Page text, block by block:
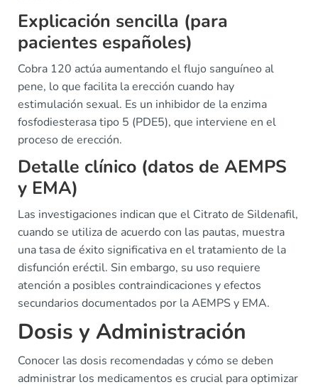
Explicación sencilla (para
pacientes españoles)
Cobra 120 actúa aumentando el flujo sanguíneo al
pene, lo que facilita la erección cuando hay
estimulación sexual. Es un inhibidor de la enzima
fosfodiesterasa tipo 5 (PDE5), que interviene en el
proceso de erección.
Detalle clínico (datos de AEMPS
y EMA)
Las investigaciones indican que el Citrato de Sildenafil,
cuando se utiliza de acuerdo con las pautas, muestra
una tasa de éxito significativa en el tratamiento de la
disfunción eréctil. Sin embargo, su uso requiere
atención a posibles contraindicaciones y efectos
secundarios documentados por la AEMPS y EMA.
Dosis y Administración
Conocer las dosis recomendadas y cómo se deben
administrar los medicamentos es crucial para optimizar